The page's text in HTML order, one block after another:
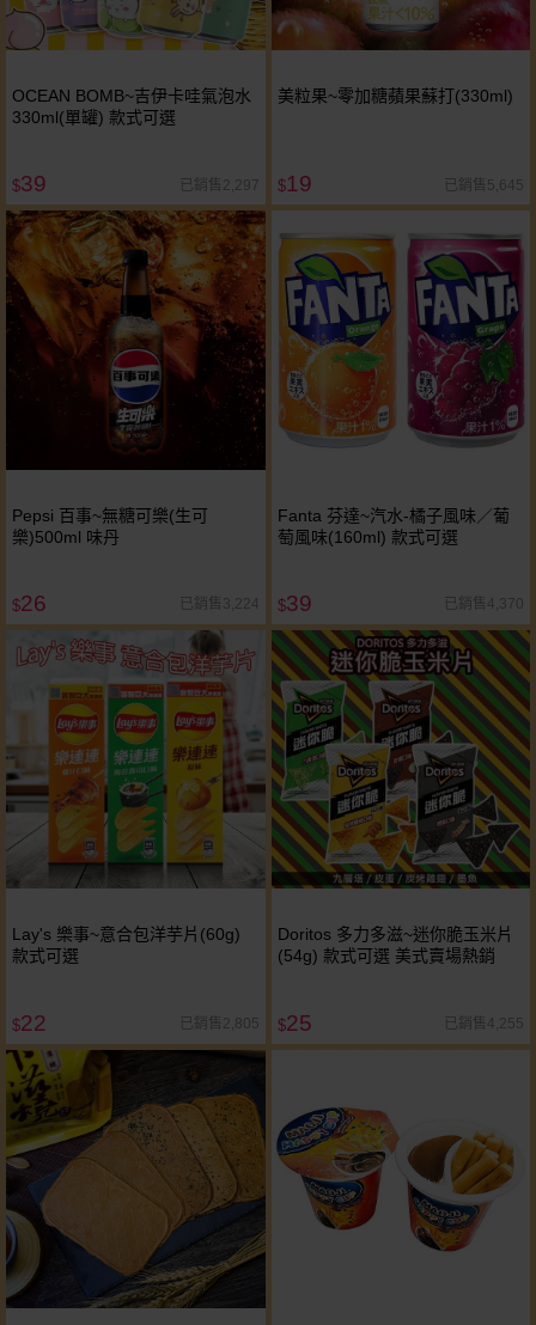
OCEAN BOMB~吉伊卡哇氣泡水
330ml(單罐) 款式可選
$39 已銷售2,297
美粒果~零加糖蘋果蘇打(330ml)
$19 已銷售5,645
Pepsi 百事~無糖可樂(生可
樂)500ml 味丹
$26 已銷售3,224
Fanta 芬達~汽水-橘子風味／葡
萄風味(160ml) 款式可選
$39 已銷售4,370
Lay's 樂事~意合包洋芋片(60g)
款式可選
$22 已銷售2,805
Doritos 多力多滋~迷你脆玉米片
(54g) 款式可選 美式賣場熱銷
$25 已銷售4,255